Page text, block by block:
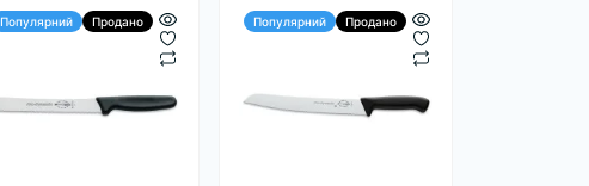
Популярний Продано Популярний Продано